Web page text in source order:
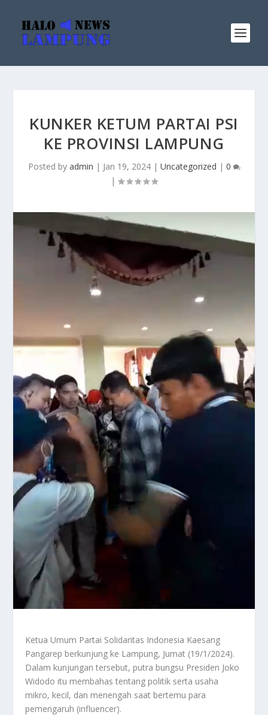
KUNKER KETUM PARTAI PSI
KE PROVINSI LAMPUNG
Posted by admin | Jan 19, 2024| Uncategorized | 0
|
Ketua Umum Partai Solidaritas Indonesia Kaesang
Pangarep berkunjung ke Lampung, Jumat (19/1/2024).
Dalam kunjungan tersebut, putra bungsu Presiden Joko
Widodo itu membahas tentang politik serta usaha
mikro, kecil, dan menengah saat bertemu para
pemengaruh (influencer).